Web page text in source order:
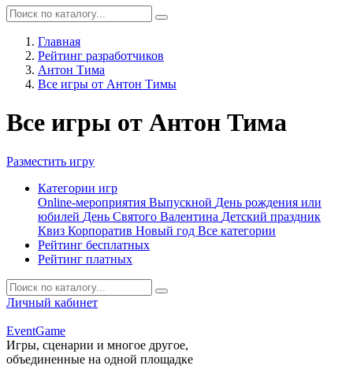
Главная
Рейтинг разработчиков
Антон Тима
Все игры от Антон Тимы
Все игры от Антон Тима
Разместить игру
Категории игр
Online-мероприятия Выпускной День рождения или
юбилей День Святого Валентина Детский праздник
Квиз Корпоратив Новый год Все категории
Рейтинг бесплатных
Рейтинг платных
Личный кабинет
EventGame
Игры, сценарии и многое другое,
объединенные на одной площадке